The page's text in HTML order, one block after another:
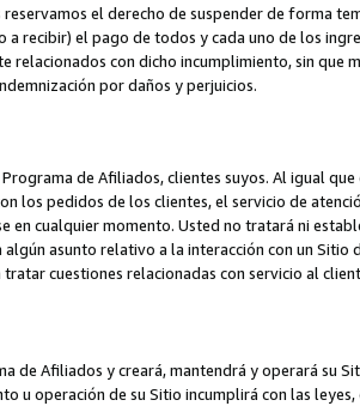
el derecho de suspender de forma
recibir) el pago de todos y cada uno de los
con dicho incumplimiento, sin que
por daños y perjuicios.
de Afiliados, clientes suyos. Al igual
los pedidos de los clientes, el servicio de
cualquier momento. Usted no tratará ni
asunto relativo a la interacción con un Sitio
cuestiones relacionadas con servicio al
de Afiliados y creará, mantendrá y operará su
u operación de su Sitio incumplirá con las